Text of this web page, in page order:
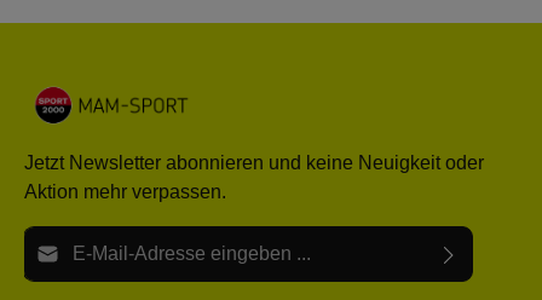
Jetzt Newsletter abonnieren und keine Neuigkeit oder
Aktion mehr verpassen.
E-Mail-Adresse*